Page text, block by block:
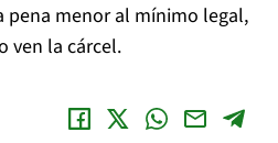
pena menor al mínimo legal,
ven la cárcel.